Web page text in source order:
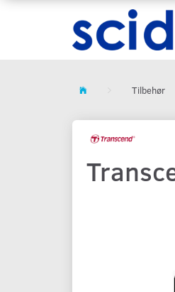
Tilbehør